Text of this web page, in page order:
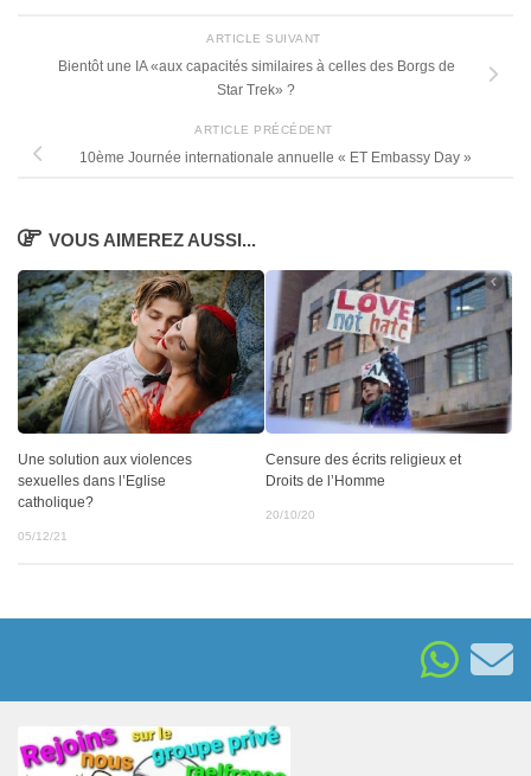
ARTICLE SUIVANT
Bientôt une IA «aux capacités similaires à celles des Borgs de
Star Trek» ?
ARTICLE PRÉCÉDENT
10ème Journée internationale annuelle « ET Embassy Day »
VOUS AIMEREZ AUSSI...
Une solution aux violences
sexuelles dans l’Eglise
catholique?
05/12/21
Censure des écrits religieux et
Droits de l’Homme
20/10/20